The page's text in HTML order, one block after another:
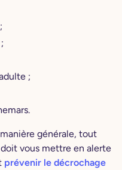
;
générale, tout
vous mettre en alerte
prévenir le décrochage